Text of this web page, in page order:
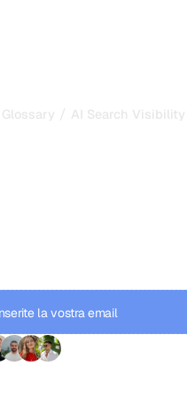
Glossary / AI Search Visibility